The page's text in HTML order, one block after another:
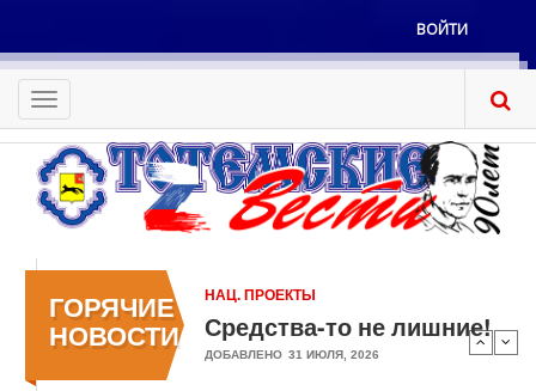
основному
содержанию
Меню
учётной
записи
пользователя
ВОЙТИ
Toggle
navigation
ГОРЯЧИЕ
НОВОСТИ
НАЦ. ПРОЕКТЫ
Средства-то не лишние!
ДОБАВЛЕНО 31 ИЮЛЯ, 2026